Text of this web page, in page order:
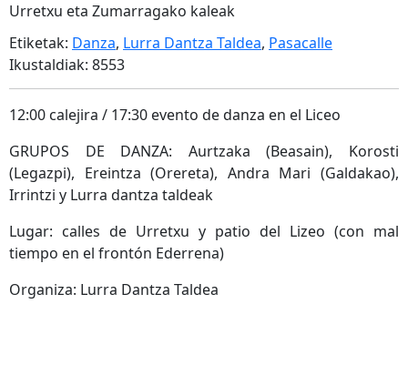
Urretxu eta Zumarragako kaleak
Etiketak: Danza, Lurra Dantza Taldea, Pasacalle
Ikustaldiak: 8553
12:00 calejira / 17:30 evento de danza en el Liceo
GRUPOS DE DANZA: Aurtzaka (Beasain), Korosti
(Legazpi), Ereintza (Orereta), Andra Mari (Galdakao),
Irrintzi y Lurra dantza taldeak
Lugar: calles de Urretxu y patio del Lizeo (con mal
tiempo en el frontón Ederrena)
Organiza: Lurra Dantza Taldea